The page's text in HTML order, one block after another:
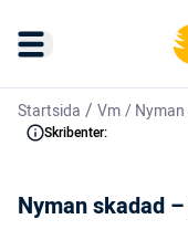
Startsida / Vm/
Skribenter:
Nyman skadad